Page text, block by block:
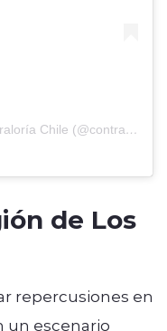
Una publicación compartida de Contraloría Chile (@contraloriacl)
de Los
repercusiones en
un escenario